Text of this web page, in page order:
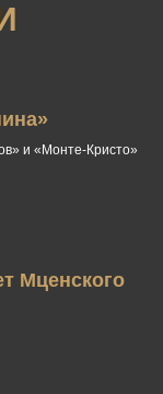
и «Монте-Кристо»
Мценского